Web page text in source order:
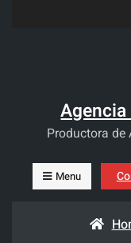
Productora de
Menu